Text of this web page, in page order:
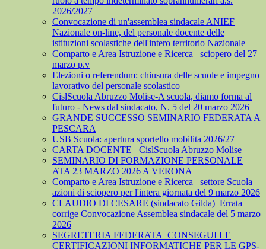
2026/2027
Convocazione di un'assemblea sindacale ANIEF
Nazionale on-line, del personale docente delle
istituzioni scolastiche dell'intero territorio Nazionale
Comparto e Area Istruzione e Ricerca_ sciopero del 27
marzo p.v
Elezioni o referendum: chiusura delle scuole e impegno
lavorativo del personale scolastico
CislScuola Abruzzo Molise-A scuola, diamo forma al
futuro - News dal sindacato, N. 5 del 20 marzo 2026
GRANDE SUCCESSO SEMINARIO FEDERATA A
PESCARA
USB Scuola: apertura sportello mobilita 2026/27
CARTA DOCENTE_ CislScuola Abruzzo Molise
SEMINARIO DI FORMAZIONE PERSONALE
ATA 23 MARZO 2026 A VERONA
Comparto e Area Istruzione e Ricerca_ settore Scuola_
azioni di sciopero per l'intera giornata del 9 marzo 2026
CLAUDIO DI CESARE (sindacato Gilda)_Errata
corrige Convocazione Assemblea sindacale del 5 marzo
2026
SEGRETERIA FEDERATA_CONSEGUI LE
CERTIFICAZIONI INFORMATICHE PER LE GPS-